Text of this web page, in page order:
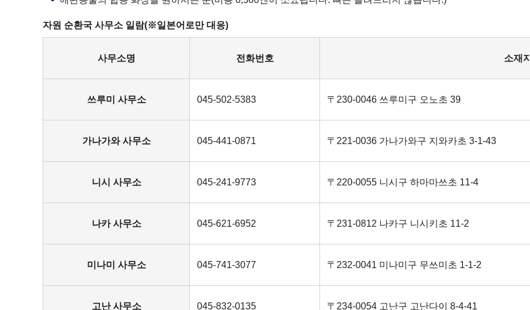
자원 순환국 사무소 일람(※일본어로만 대응)
사무소명 전화번호 소재
쓰루미 사무소 045-502-5383 〒230-0046 쓰루미구 오노초 39
가나가와 사무소 045-441-0871 〒221‐0036 가나가와구 지와카초 3-1-43
니시 사무소 045-241-9773 〒220-0055 니시구 하마마쓰초 11-4
나카 사무소 045-621-6952 〒231-0812 나카구 니시키초 11-2
미나미 사무소 045-741-3077 〒232-0041 미나미구 무쓰미초 1-1-2
고난 사무소 045-832-0135 〒234-0054 고난구 고난다이 8-4-41